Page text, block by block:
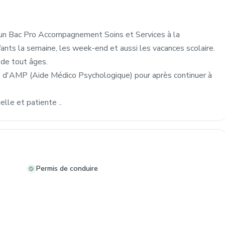
Bac Pro Accompagnement Soins et Services à la
la semaine, les week-end et aussi les vacances scolaire.
tout âges.
(Aide Médico Psychologique) pour après continuer à
et patiente ..
Permis de conduire